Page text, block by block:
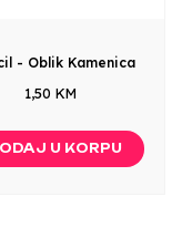
- Oblik Kamenica
1,50 KM
U KORPU